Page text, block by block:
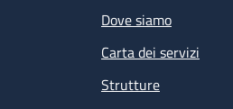
Dove siamo
Carta dei servizi
Strutture